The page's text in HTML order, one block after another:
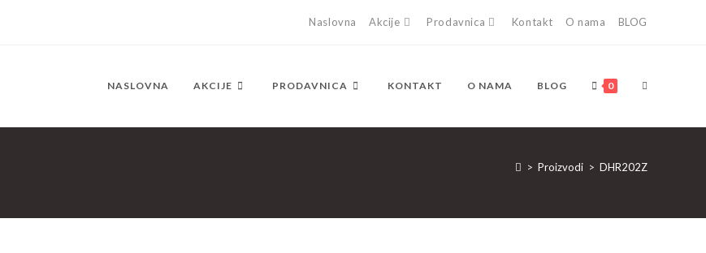
Naslovna Akcije Prodavnica Kontakt O nama BLOG
NASLOVNA AKCIJE PRODAVNICA KONTAKT O NAMA BLOG 0 TOGGLE
WEBSITE
> Proizvodi > DHR202Z